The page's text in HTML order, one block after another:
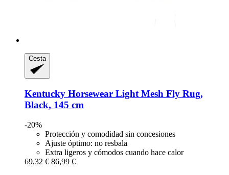
Cesta
Kentucky Horsewear Light Mesh Fly Rug,
Black, 145 cm
-20%
Protección y comodidad sin concesiones
Ajuste óptimo: no resbala
Extra ligeros y cómodos cuando hace calor
69,32 € 86,99 €